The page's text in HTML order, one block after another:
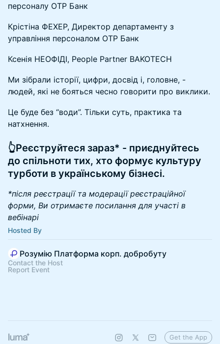
персоналу OTP Банк
Крістіна ФЕХЕР, Директор департаменту з
управління персоналом OTP Банк
Ксенія НЕОФІДІ, People Partner BAKOTECH
Ми зібрали історії, цифри, досвід і, головне, -
людей, які не бояться чесно говорити про виклики.
Це буде без “води”. Тільки суть, практика та
натхнення.
👆Реєструйтеся зараз* - приєднуйтесь
до спільноти тих, хто формує культуру
турботи в українському бізнесі.
*після реєстрації та модерації реєстраційної
форми, Ви отримаєте посилання для участі в
вебінарі
Hosted By
Розумію Платформа корп. добробуту
Contact the Host
Report Event
Get the App